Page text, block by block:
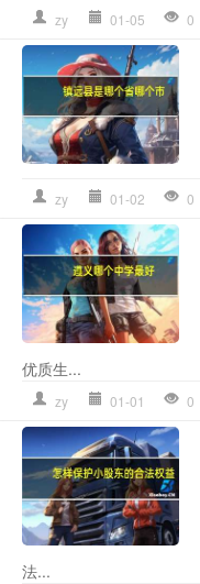
zy 01-05 0
zy 01-02 0
优质生...
zy 01-01 0
法...